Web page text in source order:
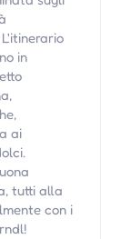
in
ai
tutti alla
con i